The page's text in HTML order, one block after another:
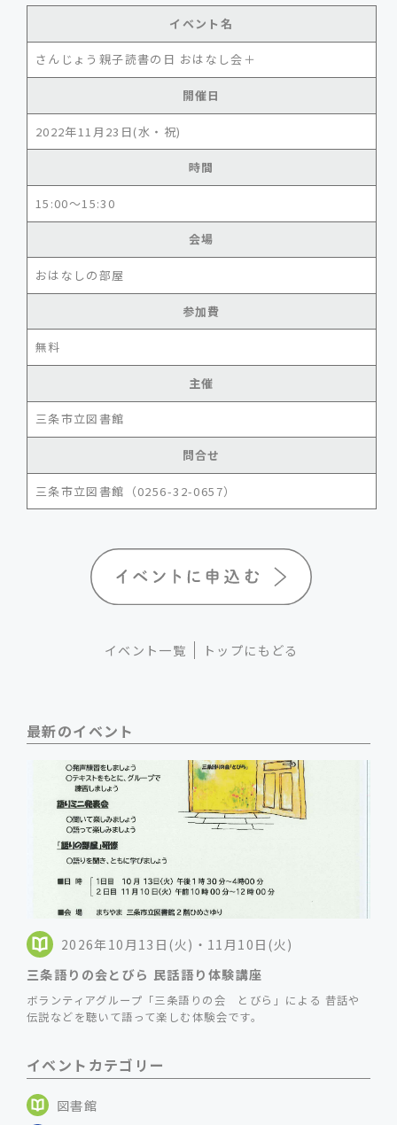
イベント名
さんじょう親子読書の日 おはなし会＋
開催日
2022年11月23日(水・祝)
時間
15:00～15:30
会場
おはなしの部屋
参加費
無料
主催
三条市立図書館
問合せ
三条市立図書館（0256-32-0657）
イベント一覧 トップにもどる
最新のイベント
2026年10月13日(火)・11月10日(火)
三条語りの会とびら 民話語り体験講座
ボランティアグループ「三条語りの会 とびら」による 昔話や
伝説などを聴いて語って楽しむ体験会です。
イベントカテゴリー
図書館